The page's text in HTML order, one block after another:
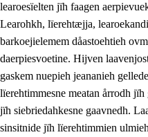
3. Prinsihph skuvlen
3.1 Feerhmeles
3.2 Ööhpehtimmie jïh
3.3 Gåetie jïh skuvle
3.4 Lïerehtimmie
learoesïelten jïh faagen
Learohkh, lïerehtæjja,
barkoejielemem dåastoehtieh
daerpiesvoetine. Hijven
gaskem nuepieh jeananieh
lïerehtimmesne meatan årrodh
jïh siebriedahkesne gaavnedh.
sinsitnide jïh lïerehtimmien